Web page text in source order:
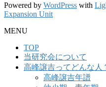
Powered by WordPress with
Expansion Unit
MENU
TOP
当研究会について
高峰譲吉ってどんな人
高峰譲吉年譜